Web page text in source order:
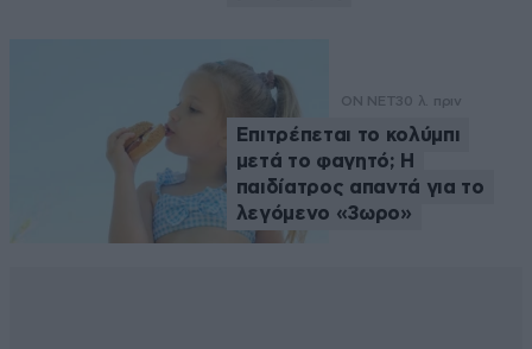
ON NET30 λ. πριν
Επιτρέπεται το κολύμπι
μετά το φαγητό; Η
παιδίατρος απαντά για το
λεγόμενο «3ωρο»